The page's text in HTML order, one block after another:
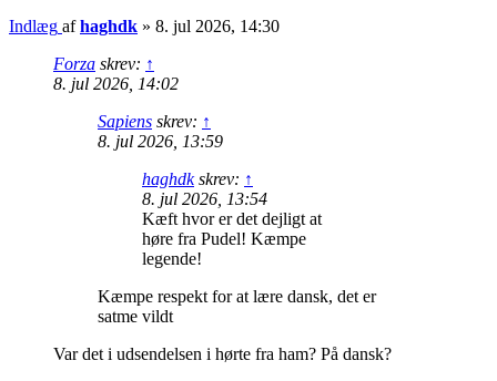
Indlæg afhaghdk » 8. jul 2026, 14:30
Forza skrev: ↑
8. jul 2026, 14:02
Sapiens skrev: ↑
8. jul 2026, 13:59
haghdkskrev: ↑
8. jul 2026, 13:54
Kæft hvor er det dejligt at
høre fra Pudel! Kæmpe
legende!
Kæmpe respekt for at lære dansk, det er
satme vildt
Var det i udsendelsen i hørte fra ham? På dansk?